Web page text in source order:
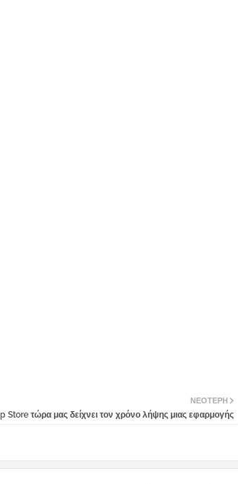
ΝΕΌΤΕΡΗ
Store τώρα μας δείχνει τον χρόνο λήψης μιας εφαρμογής